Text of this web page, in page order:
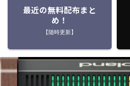
最近の無料配布まと
め！
【随時更新】